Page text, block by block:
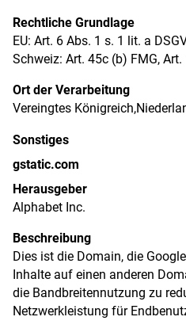
Rechtliche Grundlage
EU: Art. 6 Abs. 1 s. 1 lit. a
Schweiz: Art. 45c (b) FMG,
Ort der Verarbeitung
Vereingtes
Sonstiges
gstatic.com
Herausgeber
Alphabet Inc.
Beschreibung
Dies ist die Domain, die
Inhalte auf einen anderen
die Bandbreitennutzung zu
Netzwerkleistung für